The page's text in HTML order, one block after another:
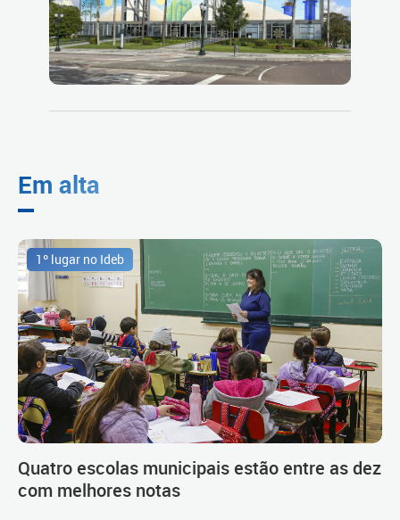
Em alta
1º lugar no Ideb
Quatro escolas municipais estão entre as dez
com melhores notas